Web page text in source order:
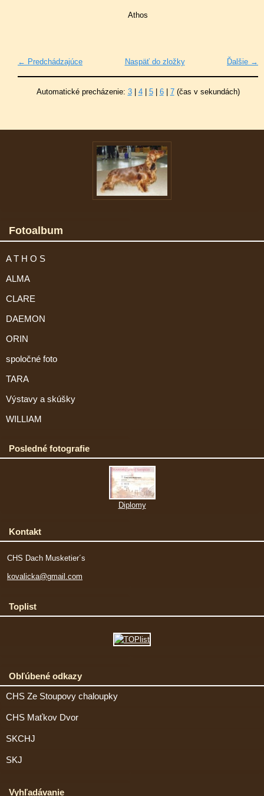
Athos
← Predchádzajúce Ďalšie →
Naspäť do zložky
Automatické precházenie: 3| 4| 5| 6| 7(čas v sekundách)
Fotoalbum
A T H O S
ALMA
CLARE
DAEMON
ORIN
spoločné foto
TARA
Výstavy a skúšky
WILLIAM
Posledné fotografie
Diplomy
Kontakt
CHS Dach Musketier´s
kovalicka@gmail.com
Toplist
Obľúbené odkazy
CHS Ze Stoupovy chaloupky
CHS Maťkov Dvor
SKCHJ
SKJ
Vyhľadávanie